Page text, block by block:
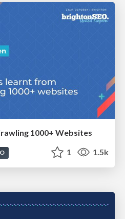
1000+ Websites
1 1.5k